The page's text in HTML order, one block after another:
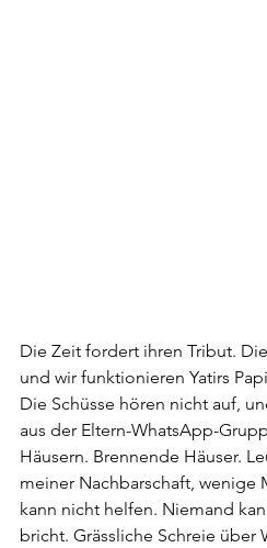
Die Zeit fordert ihren Tribut.
und wir funktionieren Yatirs
Die Schüsse hören nicht auf,
aus der Eltern-WhatsApp-
Häusern. Brennende Häuser.
meiner Nachbarschaft, wenige
kann nicht helfen. Niemand
bricht. Grässliche Schreie über